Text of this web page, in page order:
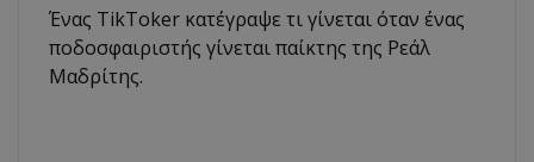
Ένας TikToker κατέγραψε τι γίνεται όταν ένας
ποδοσφαιριστής γίνεται παίκτης της Ρεάλ
Μαδρίτης.